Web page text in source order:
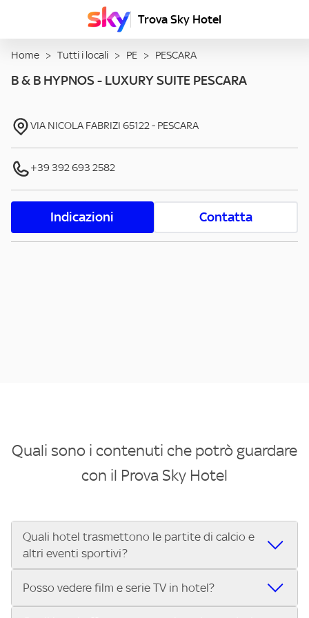
Trova Sky Hotel
Home > Tutti i locali > PE > PESCARA
B & B HYPNOS - LUXURY SUITE PESCARA
VIA NICOLA FABRIZI 65122- PESCARA
+39 392 693 2582
Indicazioni Contatta
Quali sono i contenuti che potrò guardare
con il Prova Sky Hotel
Quali hotel trasmettono le partite di calcio e
altri eventi sportivi?
Se cerchi un hotel dove poter vedere le partite di Serie A,
Posso vedere film e serie TV in hotel?